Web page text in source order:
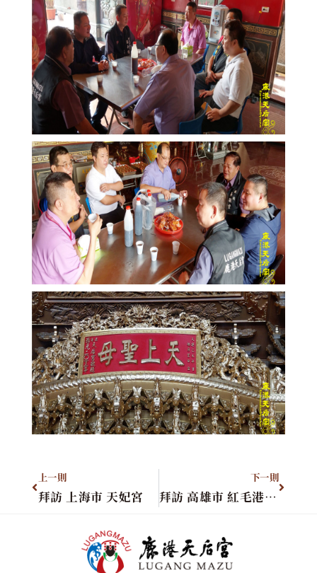
上一則
拜訪 上海市 天妃宮
下一則
拜訪 高雄市 紅毛港朝天宮